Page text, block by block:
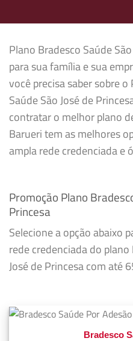
Plano Bradesco Saúde
para sua família e sua
você precisa saber sobre
Saúde São José de
contratar o melhor plano
Barueri tem as melhores
ampla rede credenciada e
Promoção Plano
Princesa
Selecione a opção abaixo
rede credenciada do
José de Princesa com até
Bradesco